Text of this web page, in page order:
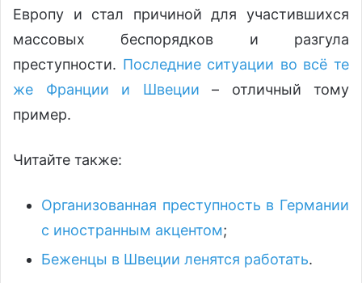
Европу и стал причиной для участившихся
массовых беспорядков и разгула
преступности. Последние ситуации во всё те
же Франции и Швеции – отличный тому
пример.
Читайте также:
Организованная преступность в Германии
с иностранным акцентом;
Беженцы в Швеции ленятся работать.